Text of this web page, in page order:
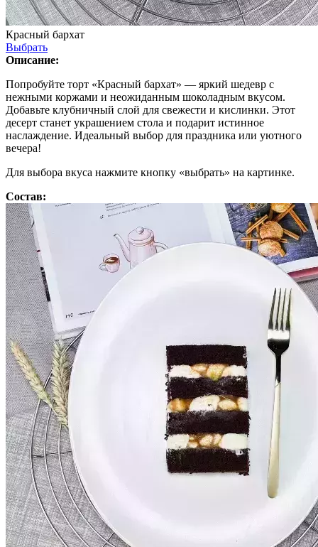
Красный бархат
Выбрать
Описание:
Попробуйте торт «Красный бархат» — яркий шедевр с
нежными коржами и неожиданным шоколадным вкусом.
Добавьте клубничный слой для свежести и кислинки. Этот
десерт станет украшением стола и подарит истинное
наслаждение. Идеальный выбор для праздника или уютного
вечера!
Для выбора вкуса нажмите кнопку «выбрать» на картинке.
Состав: